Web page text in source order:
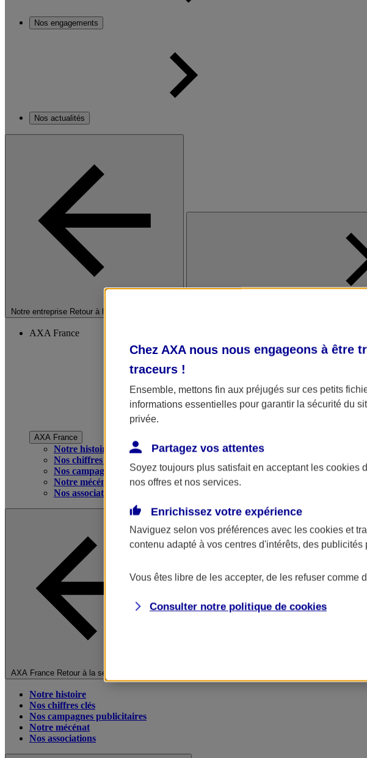
Nos engagements
Nos actualités
Notre entreprise Retour à la section précédente
AXA France
AXA France
Notre histoire
Nos chiffres clés
Nos campagnes publicitaires
Notre mécénat
Nos associations
AXA France Retour à la section précédente
Notre histoire
Nos chiffres clés
Nos campagnes publicitaires
Notre mécénat
Nos associations
Chez AXA nous nous engageons à être
traceurs !
Ensemble, mettons fin aux préjugés sur ces petits
informations essentielles pour garantir la sécurité du
privée.
Partagez vos attentes
Soyez toujours plus satisfait en acceptant les cookies
nos offres et nos services.
Enrichissez votre expérience
Naviguez selon vos préférences avec les cookies et
contenu adapté à vos centres d'intérêts, des
Vous êtes libre de les accepter, de les refuser comme
Consulter notre politique de cookies